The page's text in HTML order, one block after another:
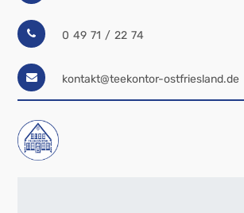
0 49 71 / 22 74
kontakt@teekontor-ostfriesland.de